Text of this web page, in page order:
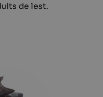
de lest.